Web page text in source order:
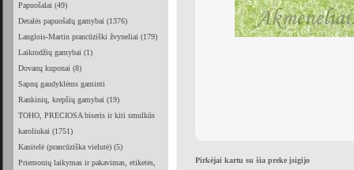
Papuošalai (49)
Detalės papuošalų gamybai (1376)
Langlois-Martin prancūziški žvyneliai (179)
Laikrodžių gamybai (1)
Dovanų kuponai (8)
Sapnų gaudyklėms gaminti
Rankinių, krepšių gamybai (19)
TOHO, PRECIOSA biseris ir kiti smulkūs
karoliukai (1751)
Kanitelė (prancūziška vielutė) (5)
Priemonių laikymas ir pakavimas, etiketės,
Pirkėjai kartu su šia preke įsigijo